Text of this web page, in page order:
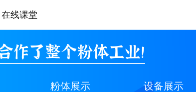
在线课堂
作了整个粉体工业！
粉体展示 设备展示